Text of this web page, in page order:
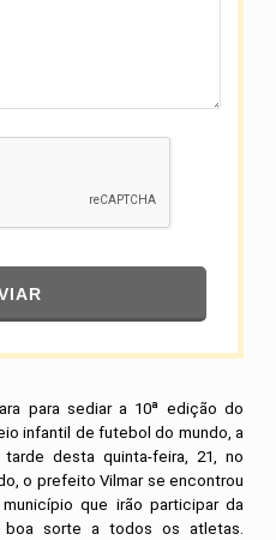
para sediar a 10ª edição do
infantil de futebol do mundo, a
desta quinta-feira, 21, no
o prefeito Vilmar se encontrou
que irão participar da
boa sorte a todos os atletas.